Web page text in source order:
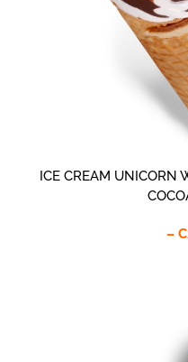
ICE CREAM UNICORN
–